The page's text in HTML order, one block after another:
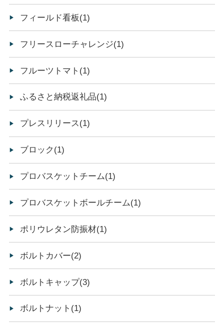
フィールド看板(1)
フリースローチャレンジ(1)
フルーツトマト(1)
ふるさと納税返礼品(1)
プレスリリース(1)
ブロック(1)
プロバスケットチーム(1)
プロバスケットボールチーム(1)
ポリウレタン防振材(1)
ボルトカバー(2)
ボルトキャップ(3)
ボルトナット(1)